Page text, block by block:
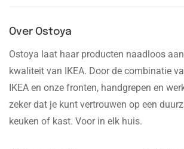
Over Ostoya
Ostoya laat haar producten naadloos
kwaliteit van IKEA. Door de combinatie
IKEA en onze fronten, handgrepen en
zeker dat je kunt vertrouwen op een
keuken of kast. Voor in elk huis.